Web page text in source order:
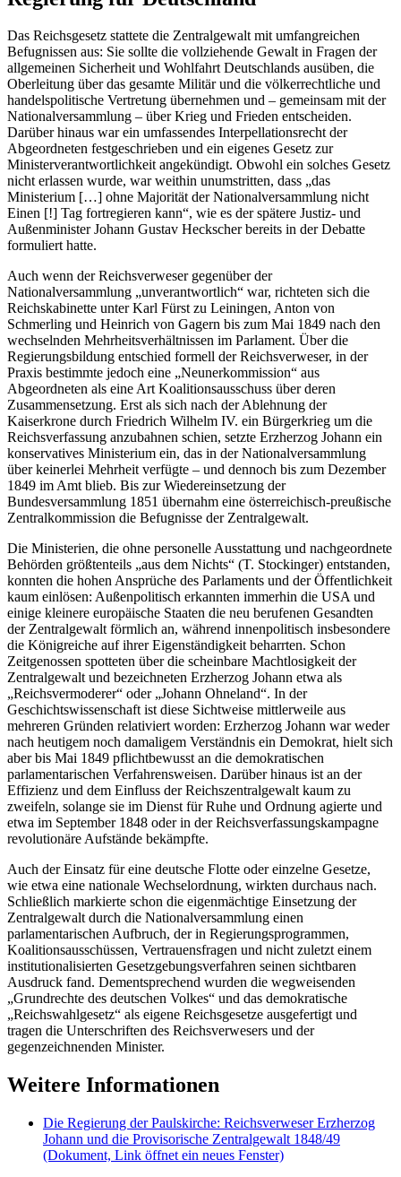
Das Reichsgesetz stattete die Zentralgewalt mit umfangreichen
Befugnissen aus: Sie sollte die vollziehende Gewalt in Fragen der
allgemeinen Sicherheit und Wohlfahrt Deutschlands ausüben, die
Oberleitung über das gesamte Militär und die völkerrechtliche und
handelspolitische Vertretung übernehmen und – gemeinsam mit der
Nationalversammlung – über Krieg und Frieden entscheiden.
Darüber hinaus war ein umfassendes Interpellationsrecht der
Abgeordneten festgeschrieben und ein eigenes Gesetz zur
Ministerverantwortlichkeit angekündigt. Obwohl ein solches Gesetz
nicht erlassen wurde, war weithin unumstritten, dass „das
Ministerium […] ohne Majorität der Nationalversammlung nicht
Einen [!] Tag fortregieren kann“, wie es der spätere Justiz- und
Außenminister Johann Gustav Heckscher bereits in der Debatte
formuliert hatte.
Auch wenn der Reichsverweser gegenüber der
Nationalversammlung „unverantwortlich“ war, richteten sich die
Reichskabinette unter Karl Fürst zu Leiningen, Anton von
Schmerling und Heinrich von Gagern bis zum Mai 1849 nach den
wechselnden Mehrheitsverhältnissen im Parlament. Über die
Regierungsbildung entschied formell der Reichsverweser, in der
Praxis bestimmte jedoch eine „Neunerkommission“ aus
Abgeordneten als eine Art Koalitionsausschuss über deren
Zusammensetzung. Erst als sich nach der Ablehnung der
Kaiserkrone durch Friedrich Wilhelm IV. ein Bürgerkrieg um die
Reichsverfassung anzubahnen schien, setzte Erzherzog Johann ein
konservatives Ministerium ein, das in der Nationalversammlung
über keinerlei Mehrheit verfügte – und dennoch bis zum Dezember
1849 im Amt blieb. Bis zur Wiedereinsetzung der
Bundesversammlung 1851 übernahm eine österreichisch-preußische
Zentralkommission die Befugnisse der Zentralgewalt.
Die Ministerien, die ohne personelle Ausstattung und nachgeordnete
Behörden größtenteils „aus dem Nichts“ (T. Stockinger) entstanden,
konnten die hohen Ansprüche des Parlaments und der Öffentlichkeit
kaum einlösen: Außenpolitisch erkannten immerhin die USA und
einige kleinere europäische Staaten die neu berufenen Gesandten
der Zentralgewalt förmlich an, während innenpolitisch insbesondere
die Königreiche auf ihrer Eigenständigkeit beharrten. Schon
Zeitgenossen spotteten über die scheinbare Machtlosigkeit der
Zentralgewalt und bezeichneten Erzherzog Johann etwa als
„Reichsvermoderer“ oder „Johann Ohneland“. In der
Geschichtswissenschaft ist diese Sichtweise mittlerweile aus
mehreren Gründen relativiert worden: Erzherzog Johann war weder
nach heutigem noch damaligem Verständnis ein Demokrat, hielt sich
aber bis Mai 1849 pflichtbewusst an die demokratischen
parlamentarischen Verfahrensweisen. Darüber hinaus ist an der
Effizienz und dem Einfluss der Reichszentralgewalt kaum zu
zweifeln, solange sie im Dienst für Ruhe und Ordnung agierte und
etwa im September 1848 oder in der Reichsverfassungskampagne
revolutionäre Aufstände bekämpfte.
Auch der Einsatz für eine deutsche Flotte oder einzelne Gesetze,
wie etwa eine nationale Wechselordnung, wirkten durchaus nach.
Schließlich markierte schon die eigenmächtige Einsetzung der
Zentralgewalt durch die Nationalversammlung einen
parlamentarischen Aufbruch, der in Regierungsprogrammen,
Koalitionsausschüssen, Vertrauensfragen und nicht zuletzt einem
institutionalisierten Gesetzgebungsverfahren seinen sichtbaren
Ausdruck fand. Dementsprechend wurden die wegweisenden
„Grundrechte des deutschen Volkes“ und das demokratische
„Reichswahlgesetz“ als eigene Reichsgesetze ausgefertigt und
tragen die Unterschriften des Reichsverwesers und der
gegenzeichnenden Minister.
Weitere Informationen
Die Regierung der Paulskirche: Reichsverweser Erzherzog
Johann und die Provisorische Zentralgewalt 1848/49
(Dokument, Link öffnet ein neues Fenster)